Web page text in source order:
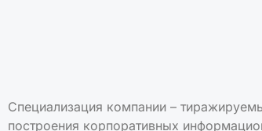
Специализация компании –
построения корпоративных